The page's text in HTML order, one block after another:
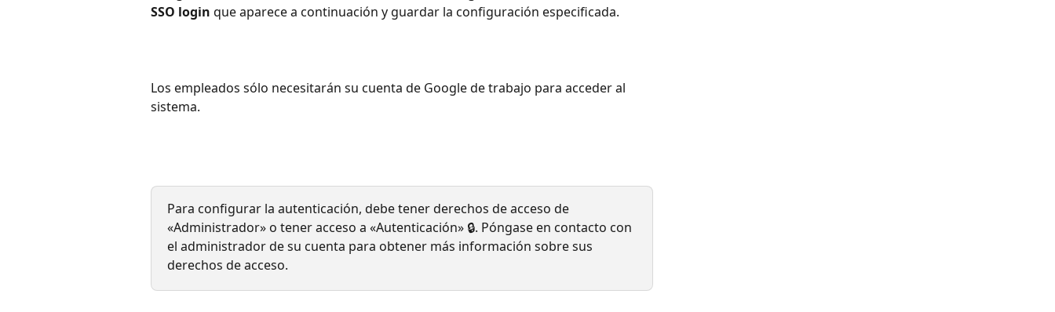
SSO login que aparece a continuación y guardar la configuración especificada.
Los empleados sólo necesitarán su cuenta de Google de trabajo para acceder al
sistema.
Para configurar la autenticación, debe tener derechos de acceso de
«Administrador» o tener acceso a «Autenticación» 🔒. Póngase en contacto con
el administrador de su cuenta para obtener más información sobre sus
derechos de acceso.